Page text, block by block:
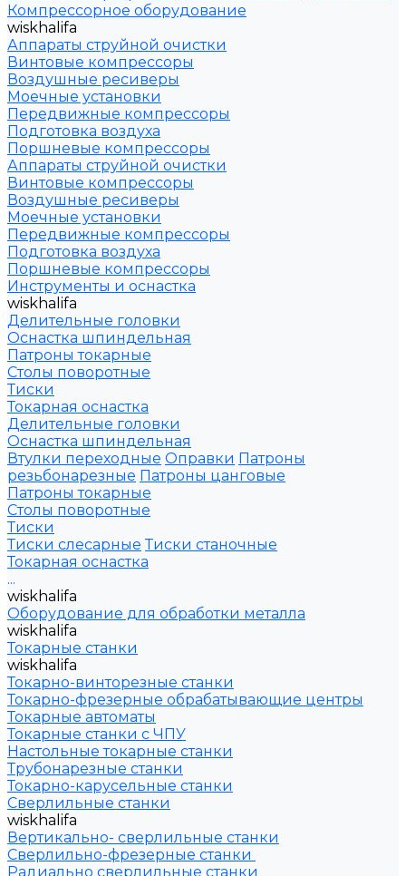
Компрессорное оборудование
wiskhalifa
Аппараты струйной очистки
Винтовые компрессоры
Воздушные ресиверы
Моечные установки
Передвижные компрессоры
Подготовка воздуха
Поршневые компрессоры
Аппараты струйной очистки
Винтовые компрессоры
Воздушные ресиверы
Моечные установки
Передвижные компрессоры
Подготовка воздуха
Поршневые компрессоры
Инструменты и оснастка
wiskhalifa
Делительные головки
Оснастка шпиндельная
Патроны токарные
Столы поворотные
Тиски
Токарная оснастка
Делительные головки
Оснастка шпиндельная
Втулки переходные Оправки Патроны
резьбонарезные Патроны цанговые
Патроны токарные
Столы поворотные
Тиски
Тиски слесарные Тиски станочные
Токарная оснастка
...
wiskhalifa
Оборудование для обработки металла
wiskhalifa
Токарные станки
wiskhalifa
Токарно-винторезные станки
Токарно-фрезерные обрабатывающие центры
Токарные автоматы
Токарные станки с ЧПУ
Настольные токарные станки
Трубонарезные станки
Токарно-карусельные станки
Сверлильные станки
wiskhalifa
Вертикально- сверлильные станки
Сверлильно-фрезерные станки
Радиально сверлильные станки